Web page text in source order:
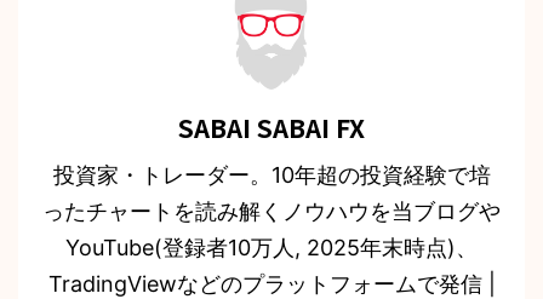
SABAI SABAI FX
投資家・トレーダー。10年超の投資経験で培
ったチャートを読み解くノウハウを当ブログや
YouTube(登録者10万人, 2025年末時点)、
TradingViewなどのプラットフォームで発信 |